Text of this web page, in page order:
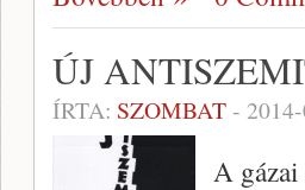
ÚJ
ÍRTA: SZOMBAT-
A